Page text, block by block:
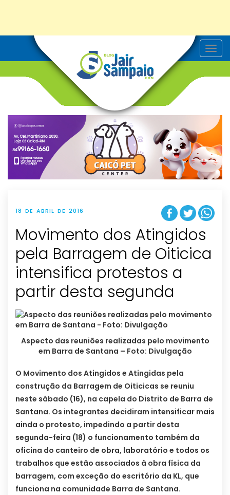
T
o
v
g
t
i
o
n
18 DE ABRIL DE 2016
Movimento dos Atingidos
pela Barragem de Oiticica
intensifica protestos a
partir desta segunda
Aspecto das reuniões realizadas pelo movimento
em Barra de Santana – Foto: Divulgação
O Movimento dos Atingidos e Atingidas pela
construção da Barragem de Oiticicas se reuniu
neste sábado (16), na capela do Distrito de Barra de
Santana. Os integrantes decidiram intensificar mais
ainda o protesto, impedindo a partir desta
segunda-feira (18) o funcionamento também da
oficina do canteiro de obra, laboratório e todos os
trabalhos que estão associados à obra física da
barragem, com exceção do escritório da KL, que
funciona na comunidade Barra de Santana.